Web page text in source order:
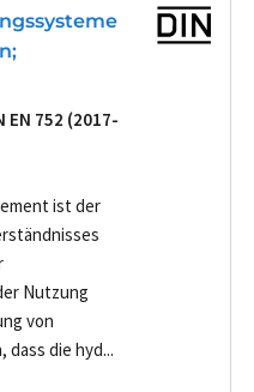
752 (2017-
ist der
Nutzung
von
dass die hyd...